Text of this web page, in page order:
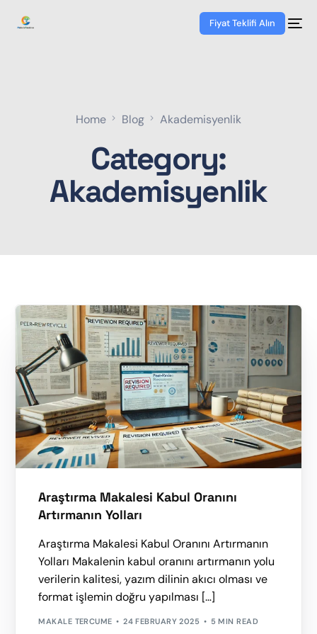
Fiyat Teklifi Alın
Home Blog Akademisyenlik
Category:
Akademisyenlik
Araştırma Makalesi Kabul Oranını
Artırmanın Yolları
Araştırma Makalesi Kabul Oranını Artırmanın
Yolları Makalenin kabul oranını artırmanın yolu
verilerin kalitesi, yazım dilinin akıcı olması ve
format işlemin doğru yapılması […]
MAKALE TERCUME 24 FEBRUARY 2025 5 MIN READ